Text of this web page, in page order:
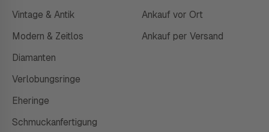
Vintage & Antik
Modern & Zeitlos
Diamanten
Verlobungsringe
Eheringe
Schmuckanfertigung
Ankauf vor Ort
Ankauf per Versand